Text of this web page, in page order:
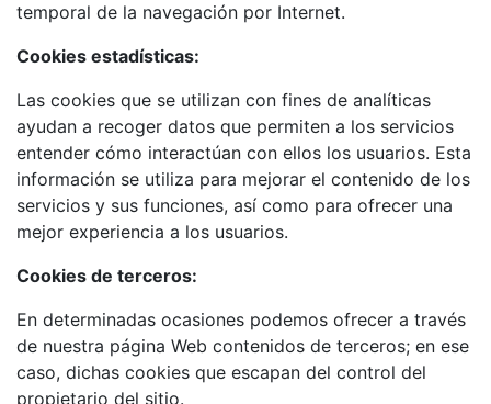
temporal de la navegación por Internet.
Cookies estadísticas:
Las cookies que se utilizan con fines de analíticas
ayudan a recoger datos que permiten a los servicios
entender cómo interactúan con ellos los usuarios. Esta
información se utiliza para mejorar el contenido de los
servicios y sus funciones, así como para ofrecer una
mejor experiencia a los usuarios.
Cookies de terceros:
En determinadas ocasiones podemos ofrecer a través
de nuestra página Web contenidos de terceros; en ese
caso, dichas cookies que escapan del control del
propietario del sitio.